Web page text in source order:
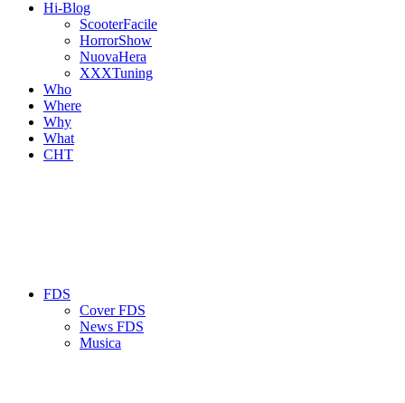
Hi-Blog
ScooterFacile
HorrorShow
NuovaHera
XXXTuning
Who
Where
Why
What
CHT
FDS
Cover FDS
News FDS
Musica